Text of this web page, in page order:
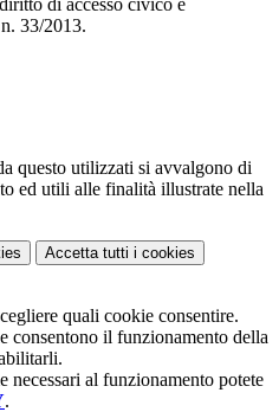
33/2013.
questo utilizzati si avvalgono di
ed utili alle finalità illustrate nella
Accetta tutti i cookies
quali cookie consentire.
consentono il funzionamento della
necessari al funzionamento potete
.